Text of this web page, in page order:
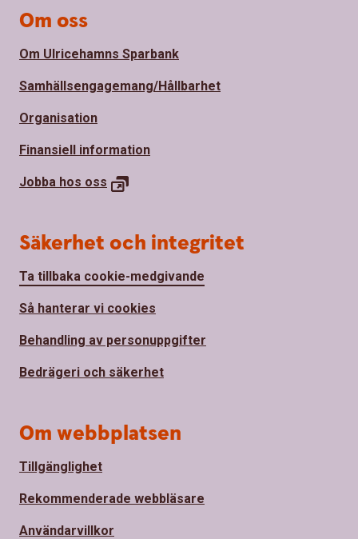
Om oss
Om Ulricehamns Sparbank
Samhällsengagemang/Hållbarhet
Organisation
Finansiell information
Jobba hos oss
Säkerhet och integritet
Ta tillbaka cookie-medgivande
Så hanterar vi cookies
Behandling av personuppgifter
Bedrägeri och säkerhet
Om webbplatsen
Tillgänglighet
Rekommenderade webbläsare
Användarvillkor